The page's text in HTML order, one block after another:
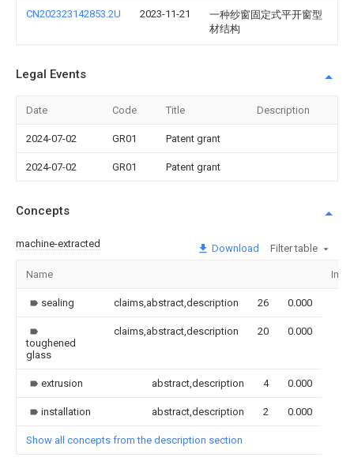
CN202323142853.2U 2023-11-21
一种纱窗固定式平开窗型
材结构
Legal Events
Date Code Title Description
2024-07-02 GR01 Patent grant
2024-07-02 GR01 Patent grant
Concepts
machine-extracted Download Filter table
Name
sealing claims,abstract,description 26 0.000
toughened
glass
claims,abstract,description 20 0.000
extrusion abstract,description 4 0.000
installation abstract,description 2 0.000
Show all concepts from the description section